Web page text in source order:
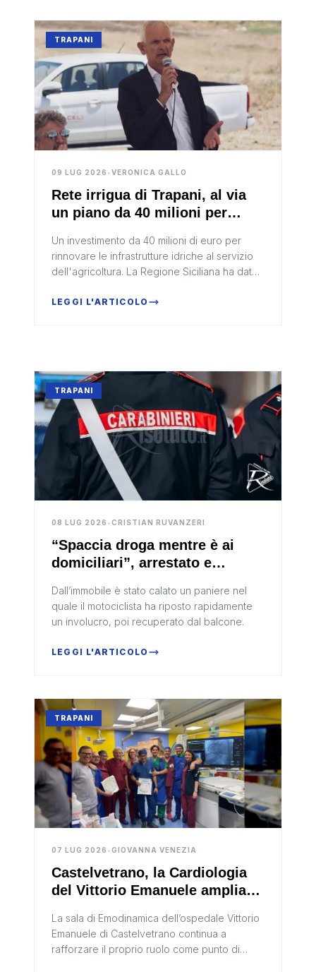
TRAPANI
09 LUG 2026 •VERONICA GALLO
Rete irrigua di Trapani, al via
un piano da 40 milioni per
Un investimento da 40 milioni di euro per
rinnovare le infrastrutture idriche al servizio
dell'agricoltura. La Regione Siciliana ha dato
rete irrigua di...
LEGGI L'ARTICOLO
TRAPANI
08 LUG 2026 •CRISTIAN RUVANZERI
“Spaccia droga mentre è ai
domiciliari”, arrestato e
acquirente a Trapani
Dall’immobile è stato calato un paniere nel
quale il motociclista ha riposto rapidamente
un involucro, poi recuperato dal balcone.
LEGGI L'ARTICOLO
TRAPANI
07 LUG 2026 •GIOVANNA VENEZIA
Castelvetrano, la Cardiologia
del Vittorio Emanuele amplia
complessi nella sala di
Emodinamica
La sala di Emodinamica dell’ospedale Vittorio
Emanuele di Castelvetrano continua a
rafforzare il proprio ruolo come punto di